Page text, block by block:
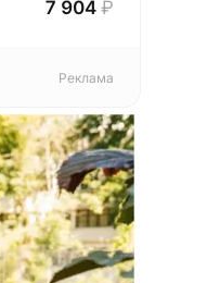
7 904 ₽
Реклама